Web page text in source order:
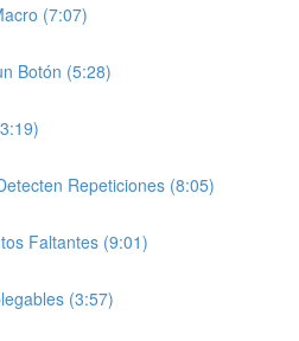
(7:07)
Botón (5:28)
Repeticiones (8:05)
Faltantes (9:01)
(3:57)